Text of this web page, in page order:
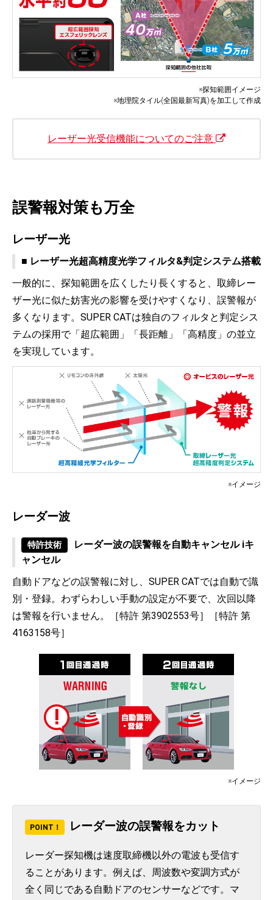
※探知範囲イメージ
※地理院タイル(全国最新写真)を加工して作成
レーザー光受信機能についてのご注意
誤警報対策も万全
レーザー光
■ レーザー光超高精度光学フィルタ&判定システム搭載
一般的に、探知範囲を広くしたり長くすると、取締レー
ザー光に似た妨害光の影響を受けやすくなり、誤警報が
多くなります。SUPER CATは独自のフィルタと判定シス
テムの採用で「超広範囲」「長距離」「高精度」の並立
を実現しています。
※イメージ
レーダー波
特許技術
レーダー波の誤警報を自動キャンセル iキ
ャンセル
自動ドアなどの誤警報に対し、SUPER CATでは自動で識
別・登録。わずらわしい手動の設定が不要で、次回以降
は警報を行いません。［特許 第3902553号］［特許 第
4163158号］
※イメージ
POINT！ レーダー波の誤警報をカット
レーダー探知機は速度取締機以外の電波も受信す
ることがあります。例えば、周波数や変調方式が
全く同じである自動ドアのセンサーなどです。マ